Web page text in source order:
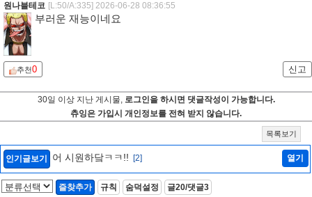
원나블테코 [L:50/A:335] 2026-06-28 08:36:55
부러운 재능이네요
추천0 신고
30일 이상 지난 게시물, 로그인을 하시면 댓글작성이 가능합니다.
츄잉은 가입시 개인정보를 전혀 받지 않습니다.
목록보기
인기글보기 어 시원하닼ㅋㅋ!! [2] 열기
즐찾추가 규칙 숨덕설정 글20/댓글3